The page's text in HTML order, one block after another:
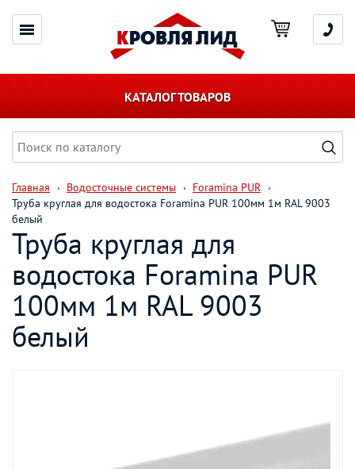
КАТАЛОГ ТОВАРОВ
Главная Водосточные системы
Foramina PUR
Труба круглая для водостока Foramina PUR 100мм 1м RAL 9003
белый
Труба круглая для
водостока Foramina PUR
100мм 1м RAL 9003
белый